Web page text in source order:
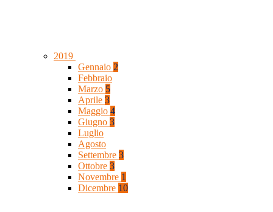
2019
Gennaio 2
Febbraio
Marzo 5
Aprile 3
Maggio 4
Giugno 3
Luglio
Agosto
Settembre 3
Ottobre 3
Novembre 1
Dicembre 10